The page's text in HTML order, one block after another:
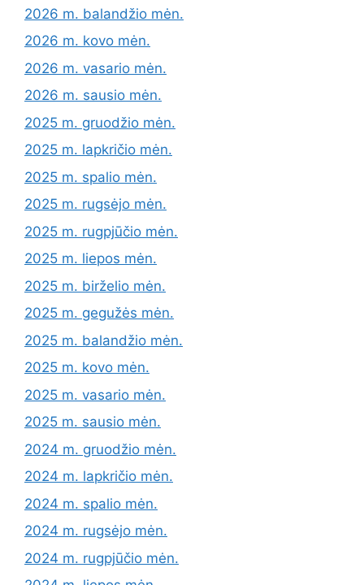
2026 m. balandžio mėn.
2026 m. kovo mėn.
2026 m. vasario mėn.
2026 m. sausio mėn.
2025 m. gruodžio mėn.
2025 m. lapkričio mėn.
2025 m. spalio mėn.
2025 m. rugsėjo mėn.
2025 m. rugpjūčio mėn.
2025 m. liepos mėn.
2025 m. birželio mėn.
2025 m. gegužės mėn.
2025 m. balandžio mėn.
2025 m. kovo mėn.
2025 m. vasario mėn.
2025 m. sausio mėn.
2024 m. gruodžio mėn.
2024 m. lapkričio mėn.
2024 m. spalio mėn.
2024 m. rugsėjo mėn.
2024 m. rugpjūčio mėn.